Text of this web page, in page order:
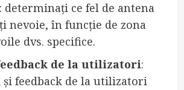
: determinați ce fel de antena
nevoie, în funcție de zona
dvs. specifice.
de la utilizatori:
feedback de la utilizatori